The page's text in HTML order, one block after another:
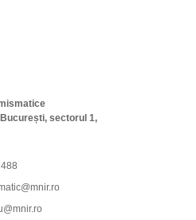
sectorul 1,